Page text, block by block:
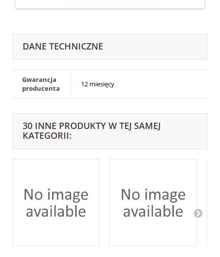
DANE TECHNICZNE
Gwarancja
producenta
12 miesięcy
30 INNE PRODUKTY W TEJ SAMEJ
KATEGORII: